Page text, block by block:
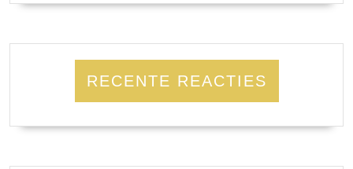
RECENTE REACTIES